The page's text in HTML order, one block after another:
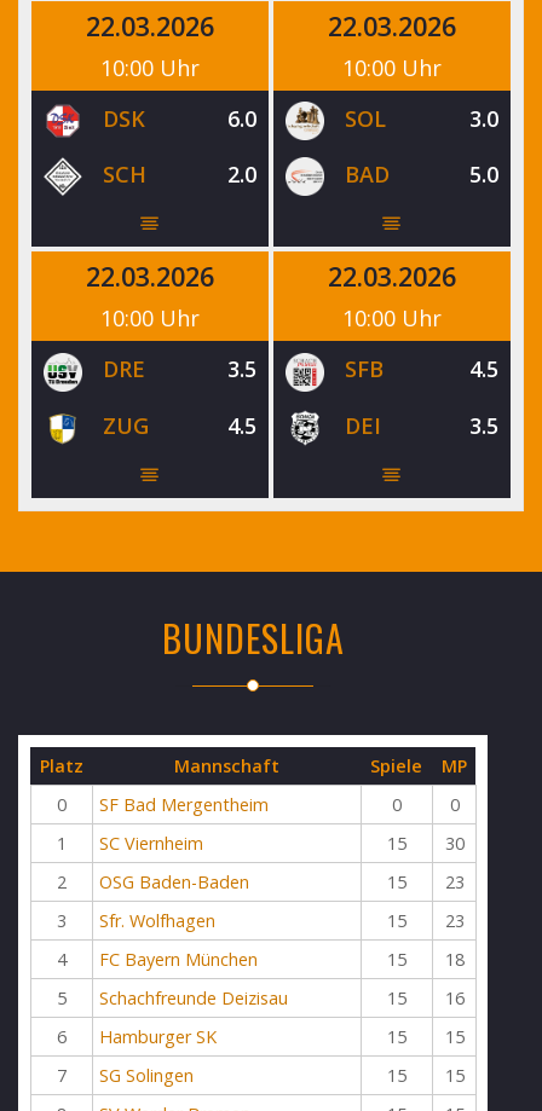
22.03.2026
10:00 Uhr
DSK
6.0
SCH
2.0
22.03.2026
10:00 Uhr
SOL
3.0
BAD
5.0
22.03.2026
10:00 Uhr
DRE
3.5
ZUG
4.5
22.03.2026
10:00 Uhr
SFB
4.5
DEI
3.5
BUNDESLIGA
Platz Mannschaft Spiele
MP
0
SF Bad Mergentheim 0
0
1
SC Viernheim 15
30
2
OSG Baden-Baden 15
23
3
Sfr. Wolfhagen 15
23
4
FC Bayern München 15
18
5
Schachfreunde Deizisau 15
16
6
Hamburger SK 15
15
7
SG Solingen 15
15